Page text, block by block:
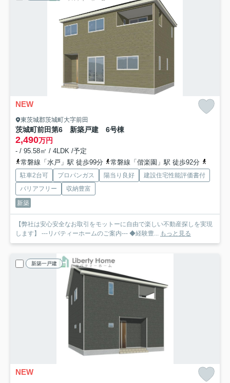
NEW
東茨城郡茨城町大字前田
茨城町前田第6 新築戸建 6号棟
2,490万円
- / 95.58㎡ / 4LDK /予定
常磐線「水戸」駅 徒歩99分
常磐線「偕楽園」駅 徒歩92分
駐車2台可 プロパンガス 陽当り良好
建設住宅性能評価書付
バリアフリー
収納豊富
新築
【弊社は安心安全なお取引をモットーに自由で楽しい不動産探しを実現
します】 ---リバティーホームのご案内--- ◆経験豊... もっと見る
新築一戸建
NEW